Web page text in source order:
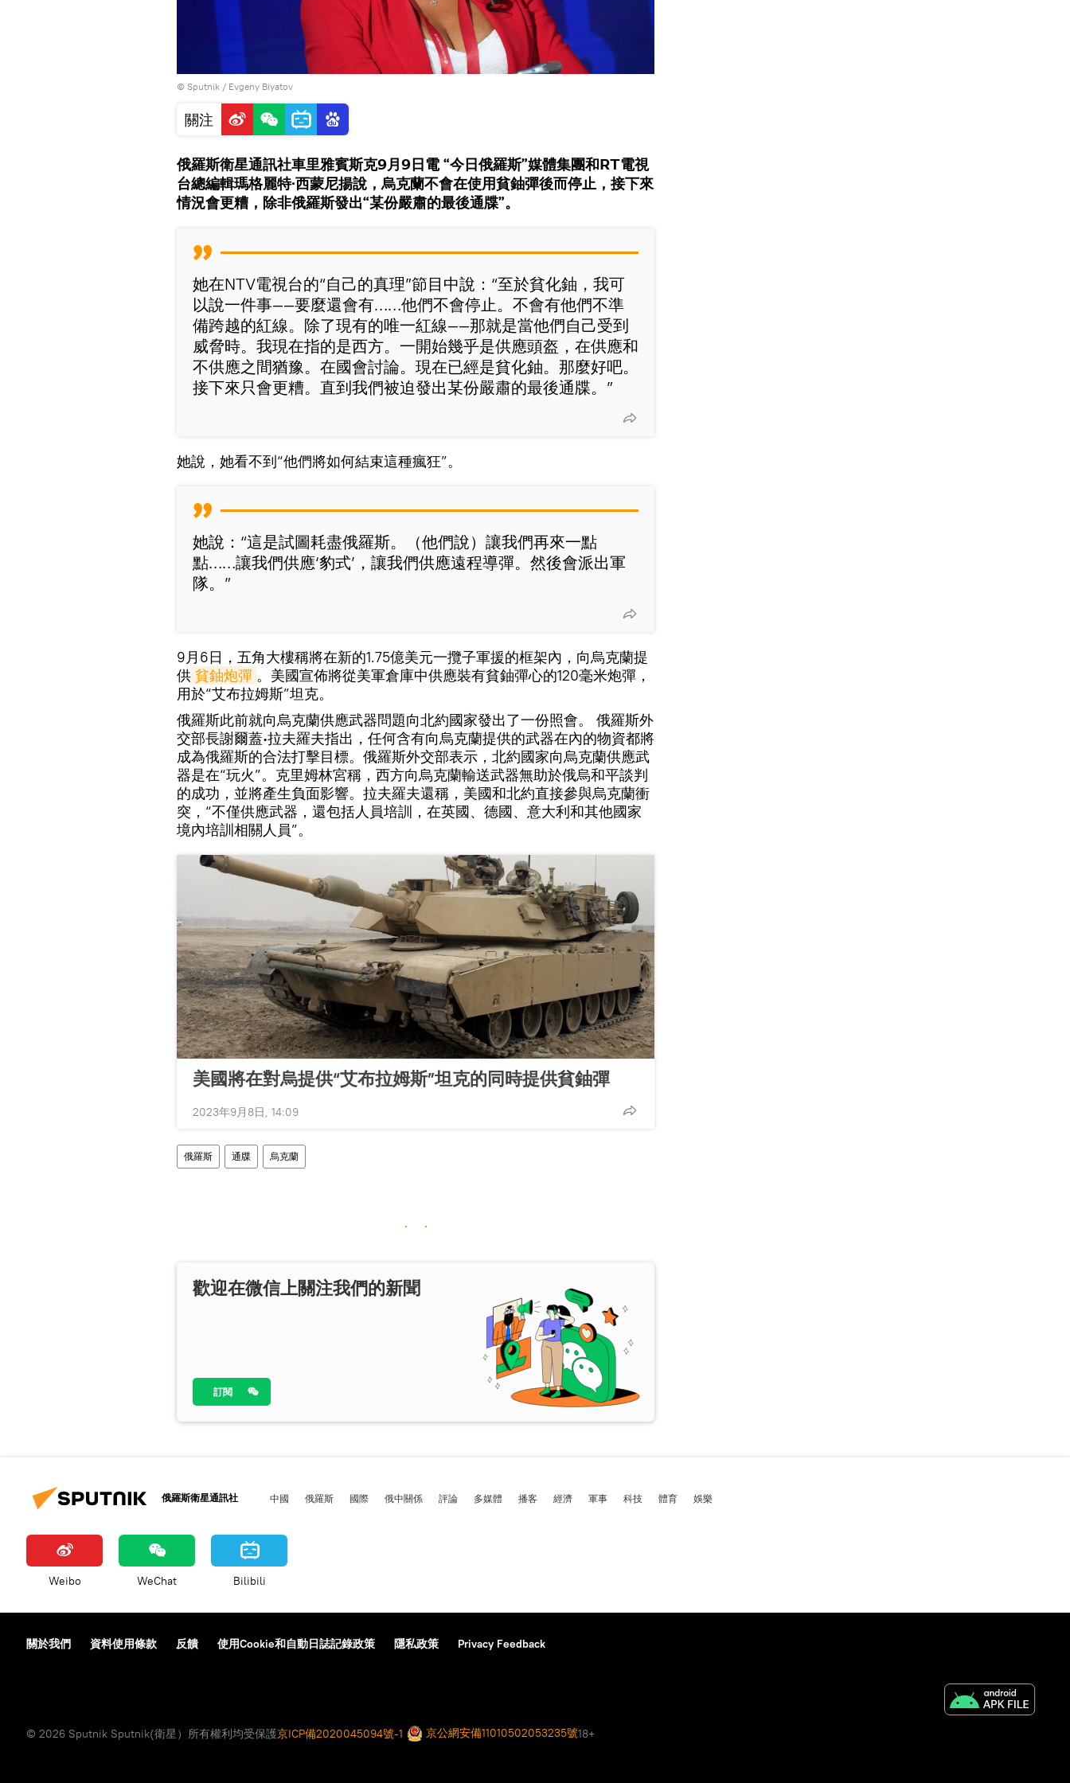
© Sputnik / Evgeny Biyatov
關注
俄羅斯衛星通訊社車里雅賓斯克9月9日電 “今日俄羅斯”媒體集團和RT電視
台總編輯瑪格麗特∙西蒙尼揚說，烏克蘭不會在使用貧鈾彈後而停止，接下來
情況會更糟，除非俄羅斯發出“某份嚴肅的最後通牒”。
她在NTV電視台的“自己的真理”節目中說：“至於貧化鈾，我可
以說一件事——要麼還會有……他們不會停止。不會有他們不準
備跨越的紅線。除了現有的唯一紅線——那就是當他們自己受到
威脅時。我現在指的是西方。一開始幾乎是供應頭盔，在供應和
不供應之間猶豫。在國會討論。現在已經是貧化鈾。那麼好吧。
接下來只會更糟。直到我們被迫發出某份嚴肅的最後通牒。”
她說，她看不到“他們將如何結束這種瘋狂”。
她說：“這是試圖耗盡俄羅斯。（他們說）讓我們再來一點
點……讓我們供應‘豹式’，讓我們供應遠程導彈。然後會派出軍
隊。”
9月6日，五角大樓稱將在新的1.75億美元一攬子軍援的框架內，向烏克蘭提
供 貧鈾炮彈 。美國宣佈將從美軍倉庫中供應裝有貧鈾彈心的120毫米炮彈，
用於“艾布拉姆斯”坦克。
俄羅斯此前就向烏克蘭供應武器問題向北約國家發出了一份照會。 俄羅斯外
交部長謝爾蓋∙拉夫羅夫指出，任何含有向烏克蘭提供的武器在內的物資都將
成為俄羅斯的合法打擊目標。俄羅斯外交部表示，北約國家向烏克蘭供應武
器是在“玩火”。克里姆林宮稱，西方向烏克蘭輸送武器無助於俄烏和平談判
的成功，並將產生負面影響。拉夫羅夫還稱，美國和北約直接參與烏克蘭衝
突，“不僅供應武器，還包括人員培訓，在英國、德國、意大利和其他國家
境內培訓相關人員”。
美國將在對烏提供“艾布拉姆斯”坦克的同時提供貧鈾彈
2023年9月8日, 14:09
俄羅斯 通牒 烏克蘭
歡迎在微信上關注我們的新聞
訂閱
俄羅斯衛星通訊社 中國 俄羅斯 國際 俄中關係 評論 多媒體 播客 經濟 軍事 科技 體育 娛樂
Weibo WeChat Bilibili
關於我們 資料使用條款 反饋 使用Cookie和自動日誌記錄政策 隱私政策 Privacy Feedback
© 2026 Sputnik Sputnik(衛星）所有權利均受保護京ICP備2020045094號-1 京公網安備11010502053235號18+